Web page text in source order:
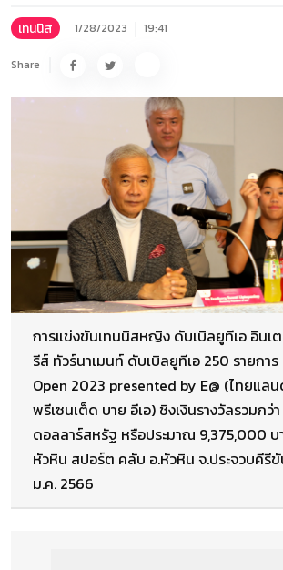
เทนนิส 1/28/2023 19:41
Share
การแข่งขันเทนนิสหญิง ดับเบิลยูทีเอ อินเ
รีส์ ทัวร์นาเมนท์ ดับเบิลยูทีเอ 250 รายกา
Open 2023 presented by E@ (ไทยแล
พรีเซนเต็ด บาย อีเอ) ชิงเงินรางวัลรวมกว่
ดอลลาร์สหรัฐ หรือประมาณ 9,375,000
หัวหิน สปอร์ต คลับ อ.หัวหิน จ.ประจวบคีรี
ม.ค. 2566